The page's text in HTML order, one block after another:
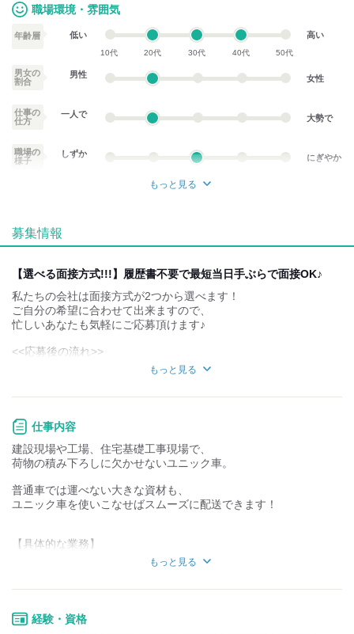
1,000円（２年目以降）
＊決算手当
＊交通費規定支給
職場環境・雰囲気
年齢層 低い
10代 20代 30代 40代 50代
高い
男女の
割合
男性 女性
仕事の
仕方
一人で 大勢で
職場の
様子
しずか にぎやか
個性が生かせる
デスクワーク 立ち仕事
お客様との対話が
少ない
力仕事が少ない
もっと見る
募集情報
【選べる面接方式!!!】履歴書不要で最短当日手ぶらで面接OK♪
私たちの会社は面接方式が2つから選べます！
ご自分の希望に合わせて出来ますので、
忙しいあなたも気軽にご応募頂けます♪
<<応募後の流れ>>
1 バイトルからご応募いただきます
2 応募後に届く面接アンケートにご回答ください
「メールとSMSにて届きます」
3 アンケートで面接方式を選んでください！
1 ■来社面接■
⇒面接を希望される日を3個選んでいただきます！
「新しくアプリなどを入れる手間は御座いません」選べる面接方
式！！
もっと見る
仕事内容
建設現場や工場、住宅基礎工事現場で、
荷物の積み下ろしに欠かせないユニック車。
普通車では運べない大きな資材も、
ユニック車を使いこなせばスムーズに配送できます！
【具体的な業務】
・会社での資材積込み（ユニック操作）
・ユニックでの荷下ろし・据え付け作業
・基本は日帰り運行
もっと見る
経験・資格